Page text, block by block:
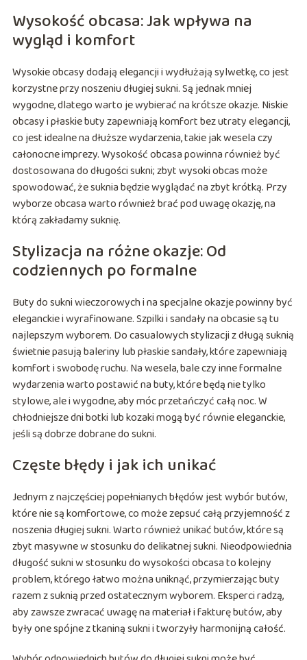
Wysokość obcasa: Jak wpływa na
wygląd i komfort
Wysokie obcasy dodają elegancji i wydłużają sylwetkę, co jest
korzystne przy noszeniu długiej sukni. Są jednak mniej
wygodne, dlatego warto je wybierać na krótsze okazje. Niskie
obcasy i płaskie buty zapewniają komfort bez utraty elegancji,
co jest idealne na dłuższe wydarzenia, takie jak wesela czy
całonocne imprezy. Wysokość obcasa powinna również być
dostosowana do długości sukni; zbyt wysoki obcas może
spowodować, że suknia będzie wyglądać na zbyt krótką. Przy
wyborze obcasa warto również brać pod uwagę okazję, na
którą zakładamy suknię.
Stylizacja na różne okazje: Od
codziennych po formalne
Buty do sukni wieczorowych i na specjalne okazje powinny być
eleganckie i wyrafinowane. Szpilki i sandały na obcasie są tu
najlepszym wyborem. Do casualowych stylizacji z długą suknią
świetnie pasują baleriny lub płaskie sandały, które zapewniają
komfort i swobodę ruchu. Na wesela, bale czy inne formalne
wydarzenia warto postawić na buty, które będą nie tylko
stylowe, ale i wygodne, aby móc przetańczyć całą noc. W
chłodniejsze dni botki lub kozaki mogą być równie eleganckie,
jeśli są dobrze dobrane do sukni.
Częste błędy i jak ich unikać
Jednym z najczęściej popełnianych błędów jest wybór butów,
które nie są komfortowe, co może zepsuć całą przyjemność z
noszenia długiej sukni. Warto również unikać butów, które są
zbyt masywne w stosunku do delikatnej sukni. Nieodpowiednia
długość sukni w stosunku do wysokości obcasa to kolejny
problem, którego łatwo można uniknąć, przymierzając buty
razem z suknią przed ostatecznym wyborem. Eksperci radzą,
aby zawsze zwracać uwagę na materiał i fakturę butów, aby
były one spójne z tkaniną sukni i tworzyły harmonijną całość.